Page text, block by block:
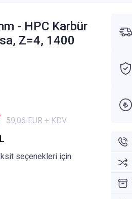
- HPC Karbür
Z=4, 1400
59,06 EUR + KDV
seçenekleri için